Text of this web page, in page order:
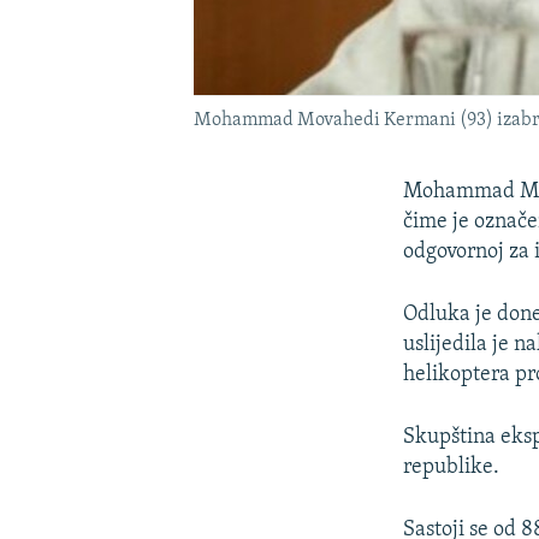
Mohammad Movahedi Kermani (93)
Mohammad
čime je
odgovornoj za
Odluka je
uslijedila je
helikoptera
Skupština
republike.
Sastoji se od